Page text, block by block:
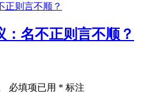
：名不正则言不顺？
必填项已用 * 标注